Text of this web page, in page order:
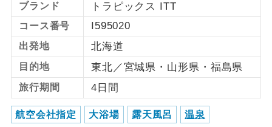
ブランド トラピックス ITT
コース番号 I595020
出発地 北海道
目的地 東北／宮城県・山形県・福島県
旅行期間 4日間
航空会社指定 大浴場 露天風呂 温泉
おひとり様バ
ス2席利用
おひとり様でバス席を2席利⽤できま
す。